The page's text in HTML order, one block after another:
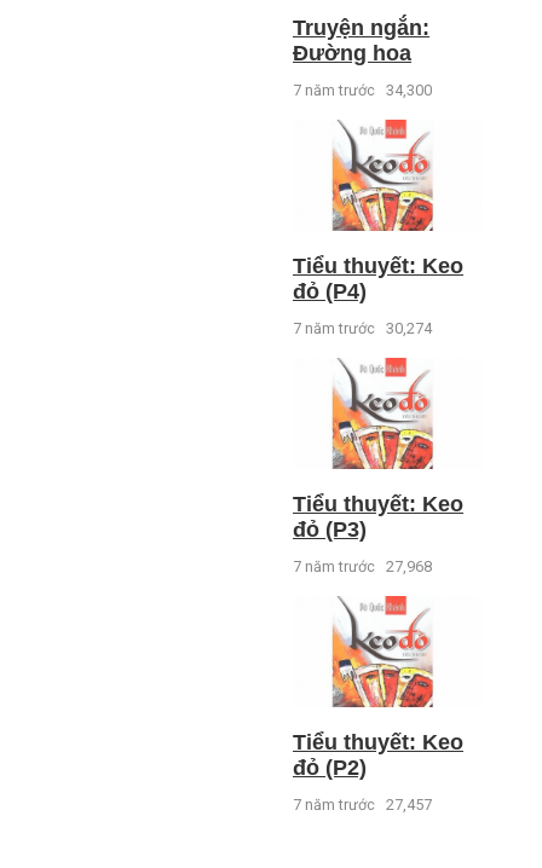
Truyện ngắn:
Đường hoa
7 năm trước 34,300
Tiểu thuyết: Keo
đỏ (P4)
7 năm trước 30,274
Tiểu thuyết: Keo
đỏ (P3)
7 năm trước 27,968
Tiểu thuyết: Keo
đỏ (P2)
7 năm trước 27,457